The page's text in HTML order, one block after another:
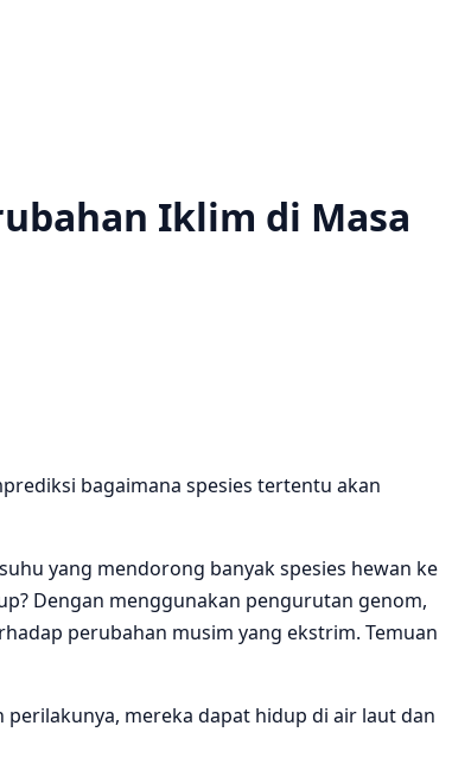
Iklim di Masa
bagaimana spesies tertentu akan
yang mendorong banyak spesies hewan ke
Dengan menggunakan pengurutan genom,
perubahan musim yang ekstrim. Temuan
mereka dapat hidup di air laut dan